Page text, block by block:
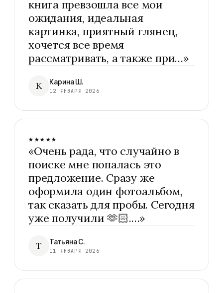
книга превзошла все мои
ожидания, идеальная
картинка, приятный глянец,
хочется все время
рассматривать, а также при…»
К Карина Ш.
12 ЯНВАРЯ 2026
★★★★★
«Очень рада, что случайно в
поиске мне попалась это
предложение. Сразу же
оформила один фотоальбом,
так сказать для пробы. Сегодня
уже получили 🫶🏻.…»
Т Татьяна С.
11 ЯНВАРЯ 2026